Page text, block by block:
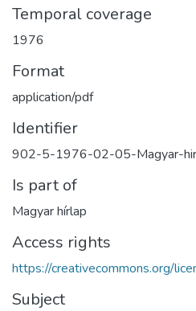
Temporal coverage
1976
Format
application/pdf
Identifier
902-5-1976-02-05-Magyar-
Is part of
Magyar hírlap
Access rights
https://creativecommons.org/
Subject